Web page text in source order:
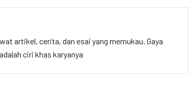
artikel, cerita, dan esai yang memukau. Gaya
ciri khas karyanya